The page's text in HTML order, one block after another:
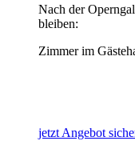
Nach der
bleiben:
Zimmer im
jetzt Angebot